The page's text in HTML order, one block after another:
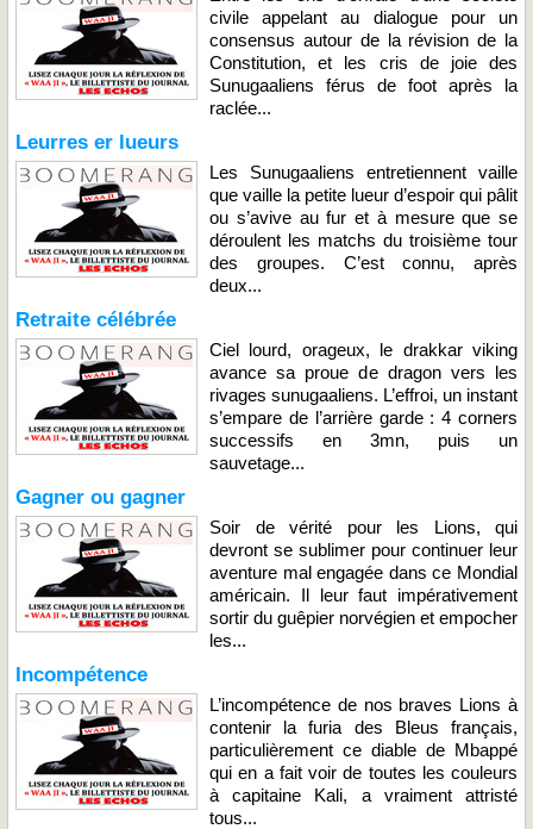
civile appelant au dialogue pour un
consensus autour de la révision de la
Constitution, et les cris de joie des
Sunugaaliens férus de foot après la
raclée...
Leurres er lueurs
Les Sunugaaliens entretiennent vaille
que vaille la petite lueur d’espoir qui pâlit
ou s’avive au fur et à mesure que se
déroulent les matchs du troisième tour
des groupes. C’est connu, après
deux...
Retraite célébrée
Ciel lourd, orageux, le drakkar viking
avance sa proue de dragon vers les
rivages sunugaaliens. L’effroi, un instant
s’empare de l’arrière garde : 4 corners
successifs en 3mn, puis un
sauvetage...
Gagner ou gagner
Soir de vérité pour les Lions, qui
devront se sublimer pour continuer leur
aventure mal engagée dans ce Mondial
américain. Il leur faut impérativement
sortir du guêpier norvégien et empocher
les...
Incompétence
L’incompétence de nos braves Lions à
contenir la furia des Bleus français,
particulièrement ce diable de Mbappé
qui en a fait voir de toutes les couleurs
à capitaine Kali, a vraiment attristé
tous...